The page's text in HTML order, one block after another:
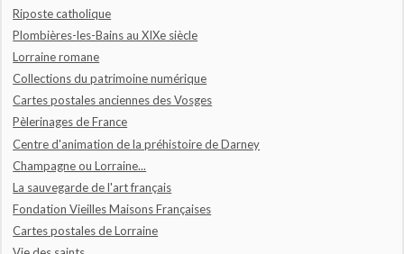
Riposte catholique
Plombières-les-Bains au XIXe siècle
Lorraine romane
Collections du patrimoine numérique
Cartes postales anciennes des Vosges
Pèlerinages de France
Centre d'animation de la préhistoire de Darney
Champagne ou Lorraine...
La sauvegarde de l'art français
Fondation Vieilles Maisons Françaises
Cartes postales de Lorraine